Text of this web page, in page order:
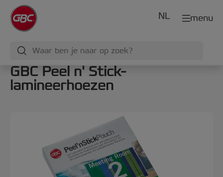
menu
NL
GBC Peel n' Stick-
lamineerhoezen